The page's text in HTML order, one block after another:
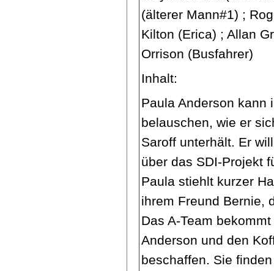
(älterer Mann#1) ;
Kilton (Erica) ; Allan
Orrison (Busfahrer)
Inhalt:
Paula Anderson kann
belauschen, wie er
Saroff unterhält. Er
über das SDI-Projekt
Paula stiehlt kurzer
ihrem Freund Bernie,
Das A-Team
Anderson und den
beschaffen. Sie